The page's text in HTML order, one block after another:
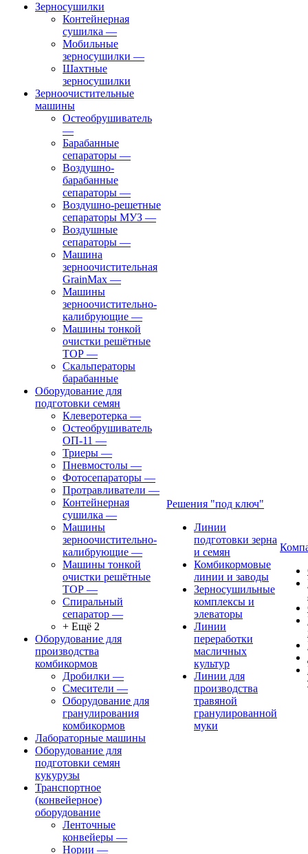
Зерносушилки
Контейнерная
сушилка —
Мобильные
зерносушилки —
Шахтные
зерносушилки
Зерноочистительные
машины
Остеобрушиватель
—
Барабанные
сепараторы —
Воздушно-
барабанные
сепараторы —
Воздушно-решетные
сепараторы МУЗ —
Воздушные
сепараторы —
Машина
зерноочистительная
GrainMax —
Машины
зерноочистительно-
калибрующие —
Машины тонкой
очистки решётные
ТОР —
Скальператоры
барабанные
Оборудование для
подготовки семян
Клеверотерка —
Остеобрушиватель
ОП-11 —
Триеры —
Пневмостолы —
Фотосепараторы —
Протравливатели —
Контейнерная
сушилка —
Машины
зерноочистительно-
калибрующие —
Машины тонкой
очистки решётные
ТОР —
Спиральный
сепаратор —
+ Ещё 2
Оборудование для
производства
комбикормов
Дробилки —
Смесители —
Оборудование для
гранулирования
комбикормов
Лабораторные машины
Оборудование для
подготовки семян
кукурузы
Транспортное
(конвейерное)
оборудование
Ленточные
конвейеры —
Нории —
Решения "под ключ"
Линии
подготовки зерна
и семян
Комбикормовые
линии и заводы
Зерносушильные
комплексы и
элеваторы
Линии
переработки
масличных
культур
Линии для
производства
травяной
гранулированной
муки